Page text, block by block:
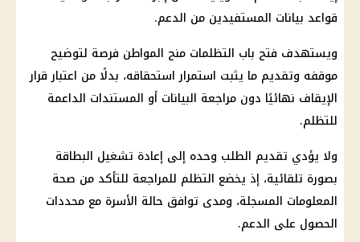
قواعد بيانات المستفيدين من الدعم.
ويستهدف فتح باب التظلمات منح المواطن فرصة لتوضيح
موقفه وتقديم ما يثبت استمرار استحقاقه، بدلًا من اعتبار قرار
الإيقاف نهائيًا دون مراجعة البيانات أو المستندات الداعمة
للتظلم.
ولا يؤدي تقديم الطلب وحده إلى إعادة تشغيل البطاقة
بصورة تلقائية، إذ يخضع التظلم للمراجعة للتأكد من صحة
المعلومات المسجلة، ومدى توافق حالة الأسرة مع محددات
الحصول على الدعم.